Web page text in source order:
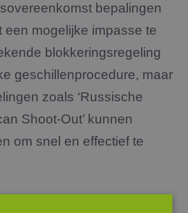
bepalingen
een mogelijke impasse te
blokkeringsregeling
geschillenprocedure, maar
zoals ‘Russische
Shoot-Out’ kunnen
om snel en effectief te